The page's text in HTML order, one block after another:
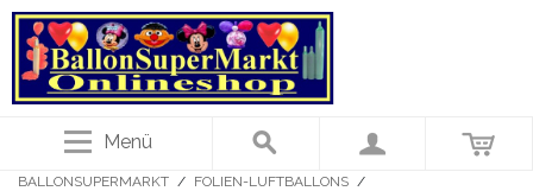
Menü
BALLONSUPERMARKT / FOLIEN-LUFTBALLONS /